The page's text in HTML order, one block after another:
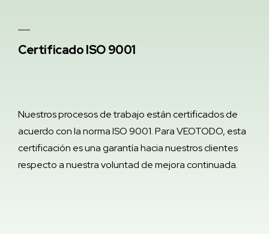
Certificado ISO 9001
Nuestros procesos de trabajo están certificados de
acuerdo con la norma ISO 9001. Para VEOTODO, esta
certificación es una garantía hacia nuestros clientes
respecto a nuestra voluntad de mejora continuada.